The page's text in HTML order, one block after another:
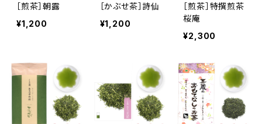
［煎茶］朝露
¥1,200
［かぶせ茶］詩仙
¥1,200
［煎茶］特撰煎茶
桜庵
¥2,300